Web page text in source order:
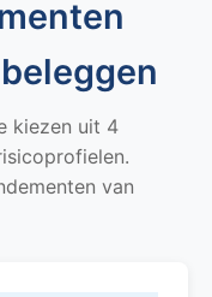
kiezen uit 4
van